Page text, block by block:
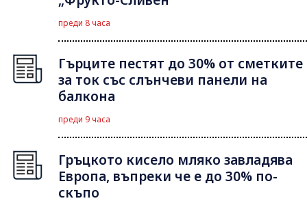
преди 8 часа
Гърците пестят до 30% от сметките
за ток със слънчеви панели на
балкона
преди 9 часа
Гръцкото кисело мляко завладява
Европа, въпреки че е до 30% по-
скъпо